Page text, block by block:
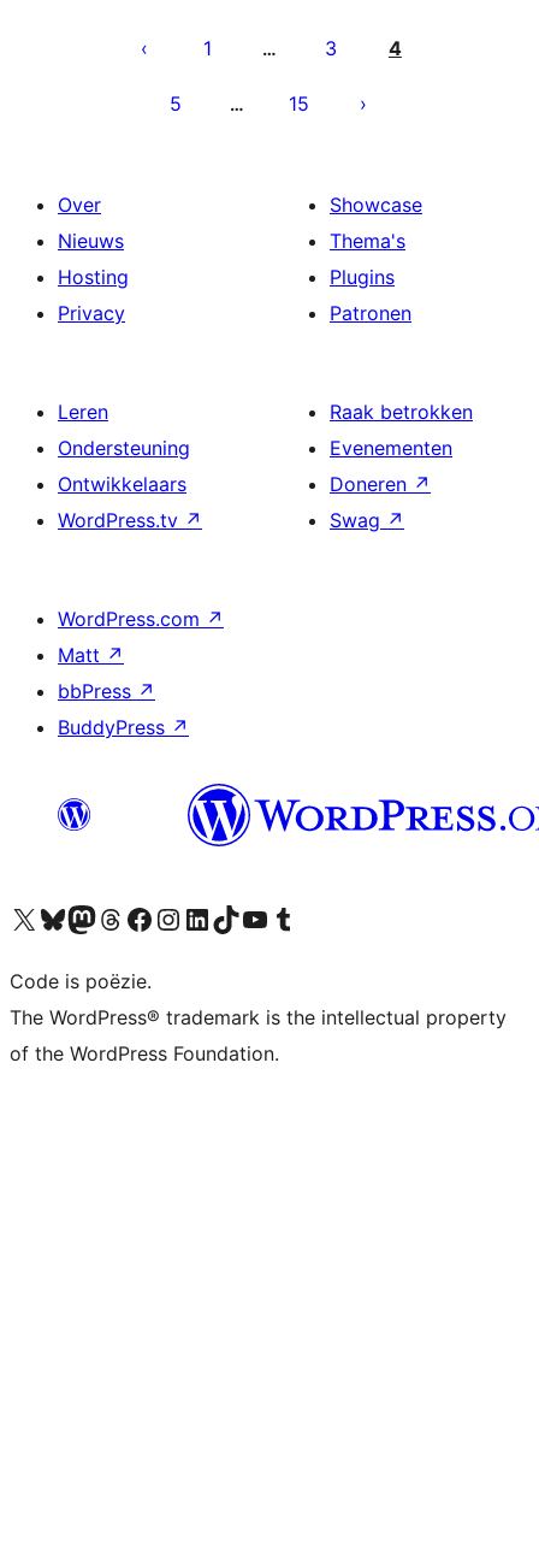
paginering
1 … 3 4
5 … 15
Over
Nieuws
Hosting
Privacy
Showcase
Thema's
Plugins
Patronen
Leren
Ondersteuning
Ontwikkelaars
WordPress.tv ↗
Raak betrokken
Evenementen
Doneren ↗
Swag ↗
WordPress.com ↗
Matt ↗
bbPress ↗
BuddyPress ↗
Bezoek ons X (voorheen Twitter) account
Bezoek ons Bluesky account
Bezoek ons Mastodon account
Bezoek ons Threads account
Onze Facebook pagina bezoeken
Bezoek ons Instagram account
Bezoek ons LinkedIn account
Bezoek ons TikTok account
Bezoek ons YouTube kanaalBezoek ons Tumblr account
Code is poëzie.
The WordPress® trademark is the intellectual property
of the WordPress Foundation.